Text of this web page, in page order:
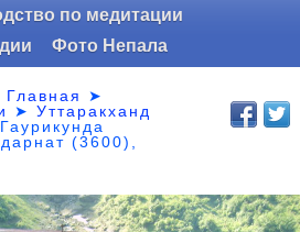
по медитации
Фото Непала
Главная
➤
➤Уттаракханд
(3600),